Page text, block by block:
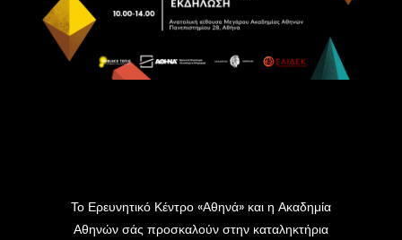
Το Ερευνητικό Κέντρο «Αθηνά»και η Ακαδημία
Αθηνών σάς προσκαλούν στην καταληκτήρια